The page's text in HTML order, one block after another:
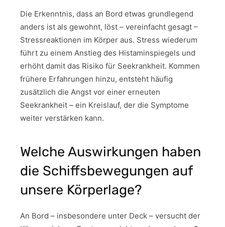
Die Erkenntnis, dass an Bord etwas grundlegend
anders ist als gewohnt, löst – vereinfacht gesagt –
Stressreaktionen im Körper aus. Stress wiederum
führt zu einem Anstieg des Histaminspiegels und
erhöht damit das Risiko für Seekrankheit. Kommen
frühere Erfahrungen hinzu, entsteht häufig
zusätzlich die Angst vor einer erneuten
Seekrankheit – ein Kreislauf, der die Symptome
weiter verstärken kann.
Welche Auswirkungen haben
die Schiffsbewegungen auf
unsere Körperlage?
An Bord – insbesondere unter Deck – versucht der